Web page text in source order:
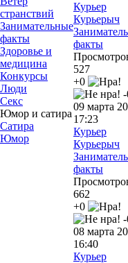
странствий
Занимательные
факты
Здоровье и
медицина
Конкурсы
Люди
Секс
Юмор и сатира
Сатира
Юмор
Курьер
Курьерыч
факты
527
+0
09 марта
17:23
Курьер
Курьерыч
факты
662
+0
08 марта
16:40
Курьер